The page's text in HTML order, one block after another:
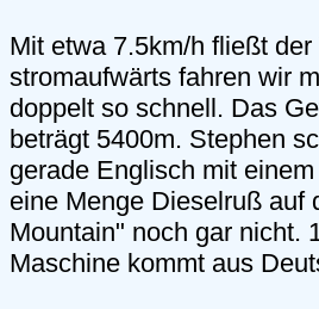
Mit etwa 7.5km/h fließt
stromaufwärts fahren wir
doppelt so schnell. Das
beträgt 5400m. Stephen
gerade Englisch mit
eine Menge Dieselruß auf
Mountain" noch gar nicht.
Maschine kommt aus